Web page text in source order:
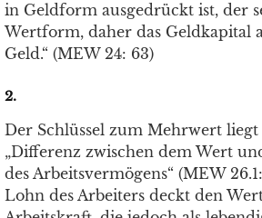
in Geldform ausgedrückt ist, der
Wertform, daher das Geldkapital
Geld.“ (MEW 24: 63)
2.
Der Schlüssel zum Mehrwert liegt
„Differenz zwischen dem Wert
des Arbeitsvermögens“ (MEW
Lohn des Arbeiters deckt den